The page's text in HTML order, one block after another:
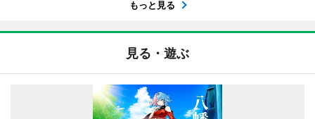
もっと見る
見る・遊ぶ